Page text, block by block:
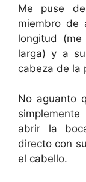
Me puse
miembro de
longitud
larga) y a
cabeza de la
No aguanto
abrir la
directo con
el cabello.